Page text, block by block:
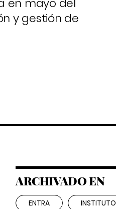
en mayo del
y gestión de
ARCHIVADO EN
ENTRA